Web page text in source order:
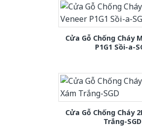
Cửa Gỗ Chống Cháy
P1G1 Sồi-a-
Cửa Gỗ Chống Cháy
Trắng-SGD